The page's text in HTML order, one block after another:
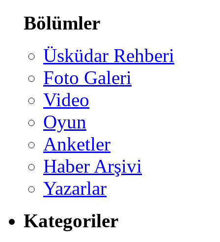
Bölümler
Üsküdar Rehberi
Foto Galeri
Video
Oyun
Anketler
Haber Arşivi
Yazarlar
Kategoriler